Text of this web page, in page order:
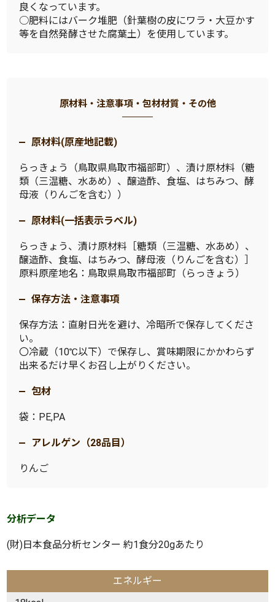
良くなっています。
○肥料にはバーク堆肥（針葉樹の皮にワラ・大豆かす
等を自然発酵させた腐葉土）を使用しています。
原材料・注意事項・包材材質・その他
原材料(原産地記載)
らっきょう（鳥取県鳥取市福部町）、漬け原材料（糖
類（三温糖、水あめ）、醸造酢、食塩、はちみつ、酵
母液（りんごを含む））
原材料(一括表示ラベル)
らっきょう、漬け原材料［糖類（三温糖、水あめ）、
醸造酢、食塩、はちみつ、酵母液（りんごを含む）］
原料原産地名：鳥取県鳥取市福部町（らっきょう）
保存方法・注意事項
保存方法：直射日光を避け、冷暗所で保存してくださ
い。
〇冷蔵（10℃以下）で保存し、賞味期限にかかわらず
出来るだけ早くお召し上がりください。
包材
袋：PE,PA
アレルゲン（28品目）
りんご
分析データ
(財)日本食品分析センター 約1食分20gあたり
エネルギー